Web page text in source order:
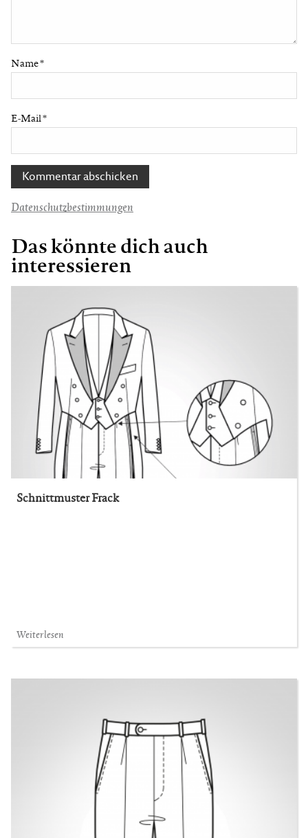
Name*
E-Mail*
Datenschutzbestimmungen
Das könnte dich auch
interessieren
Schnittmuster Frack
Weiterlesen